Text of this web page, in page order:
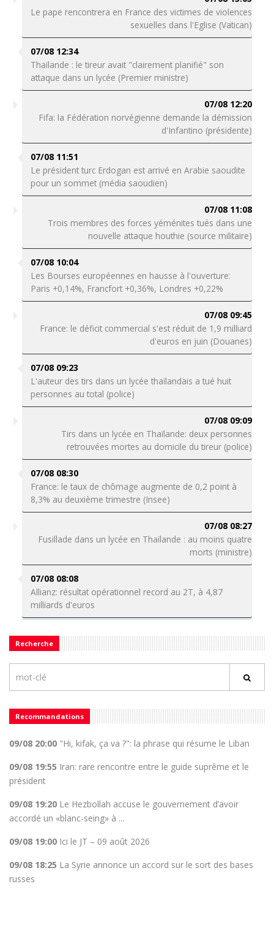
Le pape rencontrera en France des victimes de violences
sexuelles dans l'Eglise (Vatican)
07/08 12:34
Thaïlande : le tireur avait "clairement planifié" son
attaque dans un lycée (Premier ministre)
07/08 12:20
Fifa: la Fédération norvégienne demande la démission
d'Infantino (présidente)
07/08 11:51
Le président turc Erdogan est arrivé en Arabie saoudite
pour un sommet (média saoudien)
07/08 11:08
Trois membres des forces yéménites tués dans une
nouvelle attaque houthie (source militaire)
07/08 10:04
Les Bourses européennes en hausse à l'ouverture:
Paris +0,14%, Francfort +0,36%, Londres +0,22%
07/08 09:45
France: le déficit commercial s'est réduit de 1,9 milliard
d'euros en juin (Douanes)
07/08 09:23
L'auteur des tirs dans un lycée thaïlandais a tué huit
personnes au total (police)
07/08 09:09
Tirs dans un lycée en Thaïlande: deux personnes
retrouvées mortes au domicile du tireur (police)
07/08 08:30
France: le taux de chômage augmente de 0,2 point à
8,3% au deuxième trimestre (Insee)
07/08 08:27
Fusillade dans un lycée en Thaïlande : au moins quatre
morts (ministre)
07/08 08:08
Allianz: résultat opérationnel record au 2T, à 4,87
milliards d'euros
Recherche
Recommandations
09/08 20:00 "Hi, kifak, ça va ?": la phrase qui résume le Liban
09/08 19:55 Iran: rare rencontre entre le guide suprême et le
président
09/08 19:20 Le Hezbollah accuse le gouvernement d’avoir
accordé un «blanc-seing» à ...
09/08 19:00 Ici le JT – 09 août 2026
09/08 18:25 La Syrie annonce un accord sur le sort des bases
russes